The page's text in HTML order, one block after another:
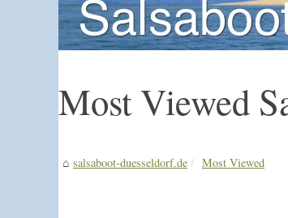
Most Viewed
salsaboot-duesseldorf.de Most Viewed